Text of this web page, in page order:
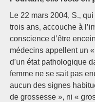
Le 22 mars 2004, S.,
trois ans, accouche à
conscience d’être
médecins appellent un
d’un état pathologique
femme ne se sait pas
aucun des signes
de grossesse », ni «